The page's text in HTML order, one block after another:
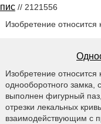
пис // 2121556
Изобретение
Изобретение
однооборотного замка,
выполнен фигурный
отрезки лекальных
взаимодействующим с